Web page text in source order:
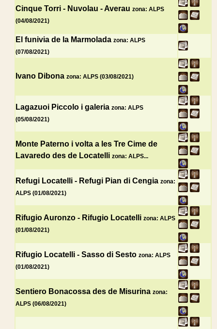
Cinque Torri - Nuvolau - Averau zona: ALPS
(04/08/2021)
El funivia de la Marmolada zona: ALPS
(07/08/2021)
Ivano Dibona zona: ALPS (03/08/2021)
Lagazuoi Piccolo i galeria zona: ALPS
(05/08/2021)
Monte Paterno i volta a les Tre Cime de
Lavaredo des de Locatelli zona: ALPS...
Refugi Locatelli - Refugi Pian di Cengia zona:
ALPS (01/08/2021)
Rifugio Auronzo - Rifugio Locatelli zona: ALPS
(01/08/2021)
Rifugio Locatelli - Sasso di Sesto zona: ALPS
(01/08/2021)
Sentiero Bonacossa des de Misurina zona:
ALPS (06/08/2021)